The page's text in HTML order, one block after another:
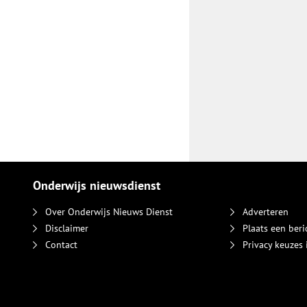
Onderwijs nieuwsdienst
Over Onderwijs Nieuws Dienst
Disclaimer
Contact
Adverteren
Plaats een
Privacy